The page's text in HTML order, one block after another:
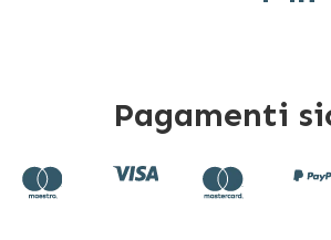
Pagamenti